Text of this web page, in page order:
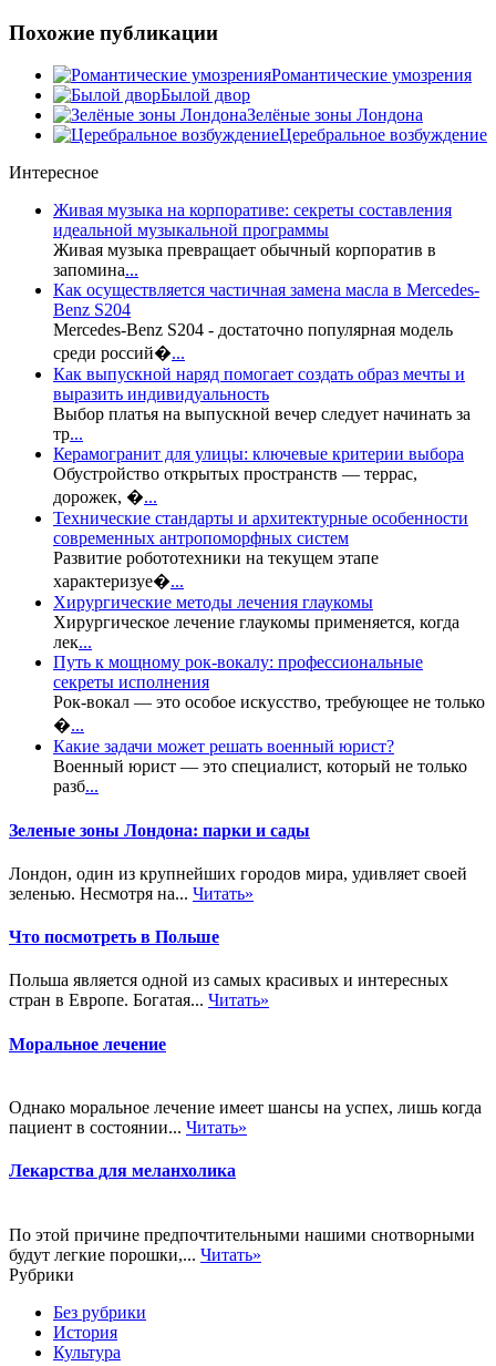
Похожие публикации
Романтические умозрения
Былой двор
Зелёные зоны Лондона
Церебральное возбуждение
Интересное
Живая музыка на корпоративе: секреты составления
идеальной музыкальной программы
Живая музыка превращает обычный корпоратив в
запомина...
Как осуществляется частичная замена масла в Mercedes-
Benz S204
Mercedes-Benz S204 - достаточно популярная модель
среди россий�...
Как выпускной наряд помогает создать образ мечты и
выразить индивидуальность
Выбор платья на выпускной вечер следует начинать за
тр...
Керамогранит для улицы: ключевые критерии выбора
Обустройство открытых пространств — террас,
дорожек, �...
Технические стандарты и архитектурные особенности
современных антропоморфных систем
Развитие робототехники на текущем этапе
характеризуе�...
Хирургические методы лечения глаукомы
Хирургическое лечение глаукомы применяется, когда
лек...
Путь к мощному рок-вокалу: профессиональные
секреты исполнения
Рок-вокал — это особое искусство, требующее не только
�...
Какие задачи может решать военный юрист?
Военный юрист — это специалист, который не только
разб...
Зеленые зоны Лондона: парки и сады
Лондон, один из крупнейших городов мира, удивляет своей
зеленью. Несмотря на... Читать»
Что посмотреть в Польше
Польша является одной из самых красивых и интересных
стран в Европе. Богатая... Читать»
Моральное лечение
Однако моральное лечение имеет шансы на успех, лишь когда
пациент в состоянии... Читать»
Лекарства для меланхолика
По этой причине предпочтительными нашими снотворными
будут легкие порошки,... Читать»
Рубрики
Без рубрики
История
Культура